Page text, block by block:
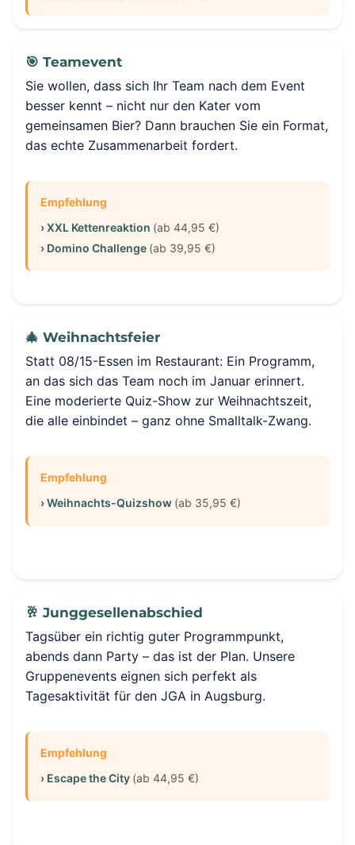
🎯 Teamevent
Sie wollen, dass sich Ihr Team nach dem Event
besser kennt – nicht nur den Kater vom
gemeinsamen Bier? Dann brauchen Sie ein Format,
das echte Zusammenarbeit fordert.
Empfehlung
› XXL Kettenreaktion (ab 44,95 €)
› Domino Challenge (ab 39,95 €)
🎄 Weihnachtsfeier
Statt 08/15-Essen im Restaurant: Ein Programm,
an das sich das Team noch im Januar erinnert.
Eine moderierte Quiz-Show zur Weihnachtszeit,
die alle einbindet – ganz ohne Smalltalk-Zwang.
Empfehlung
› Weihnachts-Quizshow (ab 35,95 €)
🥂 Junggesellenabschied
Tagsüber ein richtig guter Programmpunkt,
abends dann Party – das ist der Plan. Unsere
Gruppenevents eignen sich perfekt als
Tagesaktivität für den JGA in Augsburg.
Empfehlung
› Escape the City (ab 44,95 €)